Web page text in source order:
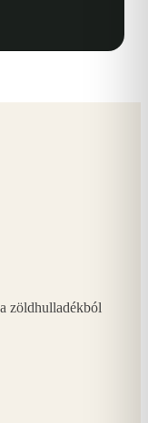
zöldhulladékból